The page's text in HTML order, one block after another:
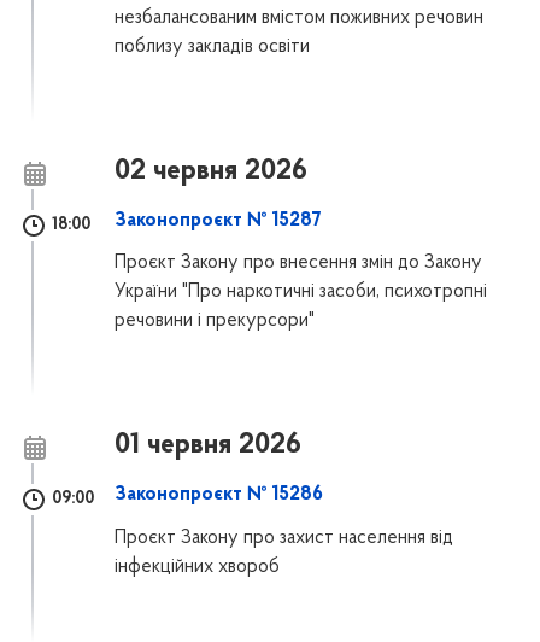
незбалансованим вмістом поживних речовин
поблизу закладів освіти
02 червня 2026
18:00 Законопроєкт № 15287
Проєкт Закону про внесення змін до Закону
України "Про наркотичні засоби, психотропні
речовини і прекурсори"
01 червня 2026
09:00 Законопроєкт № 15286
Проєкт Закону про захист населення від
інфекційних хвороб